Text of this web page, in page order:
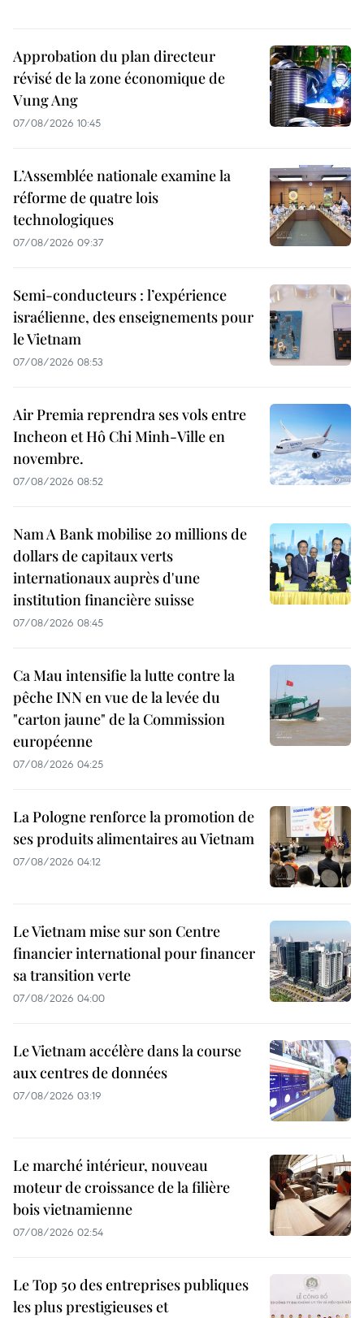
Approbation du plan directeur
révisé de la zone économique de
Vung Ang
07/08/2026 10:45
L’Assemblée nationale examine la
réforme de quatre lois
technologiques
07/08/2026 09:37
Semi-conducteurs : l’expérience
israélienne, des enseignements pour
le Vietnam
07/08/2026 08:53
Air Premia reprendra ses vols entre
Incheon et Hô Chi Minh-Ville en
novembre.
07/08/2026 08:52
Nam A Bank mobilise 20 millions de
dollars de capitaux verts
internationaux auprès d'une
institution financière suisse
07/08/2026 08:45
Ca Mau intensifie la lutte contre la
pêche INN en vue de la levée du
"carton jaune" de la Commission
européenne
07/08/2026 04:25
La Pologne renforce la promotion de
ses produits alimentaires au Vietnam
07/08/2026 04:12
Le Vietnam mise sur son Centre
financier international pour financer
sa transition verte
07/08/2026 04:00
Le Vietnam accélère dans la course
aux centres de données
07/08/2026 03:19
Le marché intérieur, nouveau
moteur de croissance de la filière
bois vietnamienne
07/08/2026 02:54
Le Top 50 des entreprises publiques
les plus prestigieuses et